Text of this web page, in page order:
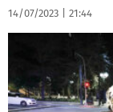
14/07/2023 21:44